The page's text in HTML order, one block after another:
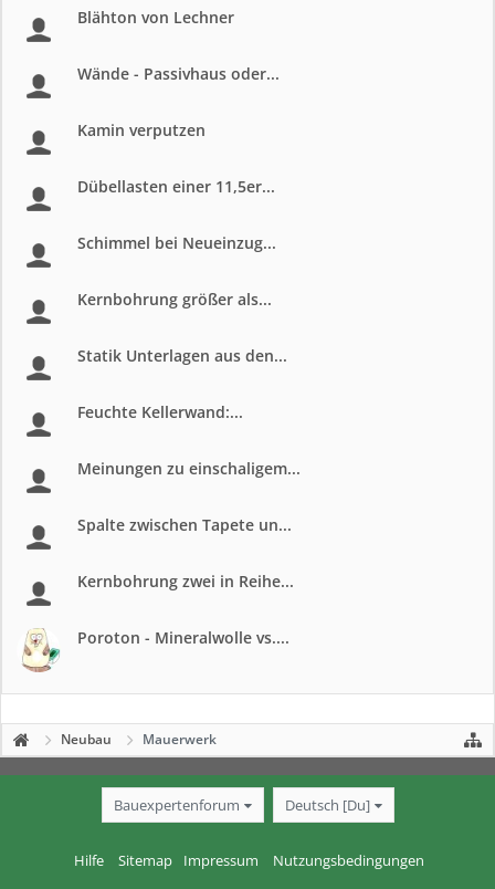
Blähton von Lechner
Wände - Passivhaus oder...
Kamin verputzen
Dübellasten einer 11,5er...
Schimmel bei Neueinzug...
Kernbohrung größer als...
Statik Unterlagen aus den...
Feuchte Kellerwand:...
Meinungen zu einschaligem...
Spalte zwischen Tapete un...
Kernbohrung zwei in Reihe...
Poroton - Mineralwolle vs....
Neubau Mauerwerk
Bauexpertenforum Deutsch [Du]
Hilfe Sitemap Impressum Nutzungsbedingungen